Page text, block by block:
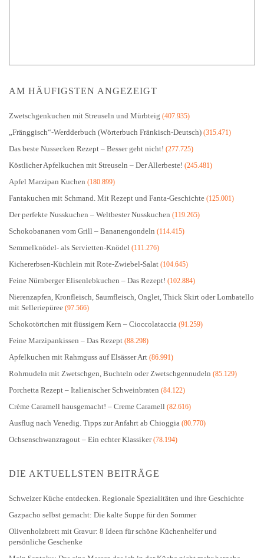
AM HÄUFIGSTEN ANGEZEIGT
Zwetschgenkuchen mit Streuseln und Mürbteig (407.935)
„Fränggisch“-Werdderbuch (Wörterbuch Fränkisch-Deutsch) (315.471)
Das beste Nussecken Rezept – Besser geht nicht! (277.725)
Köstlicher Apfelkuchen mit Streuseln – Der Allerbeste! (245.481)
Apfel Marzipan Kuchen (180.899)
Fantakuchen mit Schmand. Mit Rezept und Fanta-Geschichte (125.001)
Der perfekte Nusskuchen – Weltbester Nusskuchen (119.265)
Schokobananen vom Grill – Bananengondeln (114.415)
Semmelknödel- als Servietten-Knödel (111.276)
Kichererbsen-Küchlein mit Rote-Zwiebel-Salat (104.645)
Feine Nürnberger Elisenlebkuchen – Das Rezept! (102.884)
Nierenzapfen, Kronfleisch, Saumfleisch, Onglet, Thick Skirt oder Lombatello
mit Selleriepüree (97.566)
Schokotörtchen mit flüssigem Kern – Cioccolataccia (91.259)
Feine Marzipankissen – Das Rezept (88.298)
Apfelkuchen mit Rahmguss auf Elsässer Art (86.991)
Rohrnudeln mit Zwetschgen, Buchteln oder Zwetschgennudeln (85.129)
Porchetta Rezept – Italienischer Schweinbraten (84.122)
Crème Caramell hausgemacht! – Creme Caramell (82.616)
Ausflug nach Venedig. Tipps zur Anfahrt ab Chioggia (80.770)
Ochsenschwanzragout – Ein echter Klassiker(78.194)
DIE AKTUELLSTEN BEITRÄGE
Schweizer Küche entdecken. Regionale Spezialitäten und ihre Geschichte
Gazpacho selbst gemacht: Die kalte Suppe für den Sommer
Olivenholzbrett mit Gravur: 8 Ideen für schöne Küchenhelfer und
persönliche Geschenke